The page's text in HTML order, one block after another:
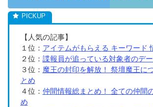
【人気の記事】
１位： アイテムがもらえる キーワード
２位： 諜報員が追っている対象者のデ
３位： 魔王の封印を解放！ 祭壇魔王に
とめ
４位： 仲間情報総まとめ！ 全ての仲間
め